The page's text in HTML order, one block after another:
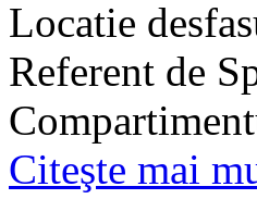
Locatie
Referent de
Citeşte mai